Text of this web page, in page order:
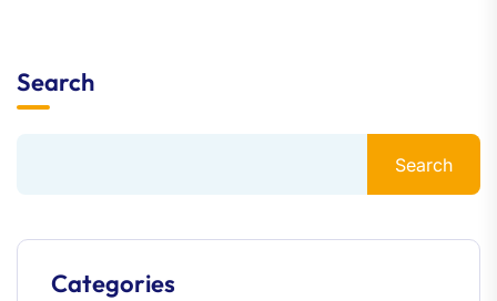
Search
Search
Categories